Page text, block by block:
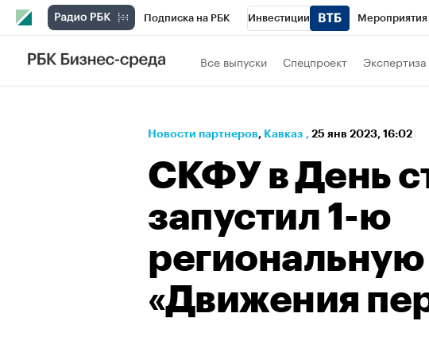
Подписка на РБК Инвестиции Мероприятия
РБК Вино
Проверка контрагентов Политика
Все выпуски Спецпроект Экспертиза
Новости партнеров⁠, Кавказ , 25 янв 2023, 16:02
СКФУ в День
запустил 1-ю
«Движения